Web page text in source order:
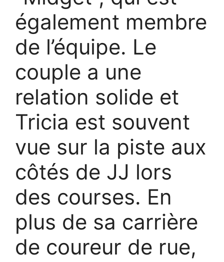
également membre
de l’équipe. Le
couple a une
relation solide et
Tricia est souvent
vue sur la piste aux
côtés de JJ lors
des courses. En
plus de sa carrière
de coureur de rue,